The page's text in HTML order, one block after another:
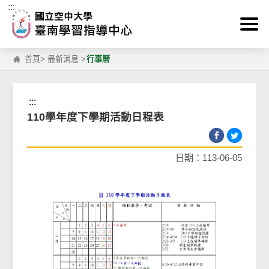
跳到主要內容區塊
:::
首頁>最新消息 >行事曆
:::
110學年度下學期活動日程表
日期：113-06-05